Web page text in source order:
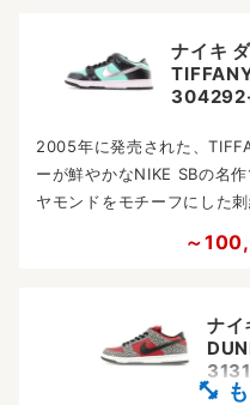
ナイキ
2005年に発売された、
ーが鮮やかなNIKE SBの名
ヤモンドをモチーフにした
～
ナイ